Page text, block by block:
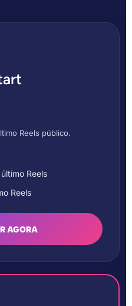
Reels público.
Reels
Reels
AGORA